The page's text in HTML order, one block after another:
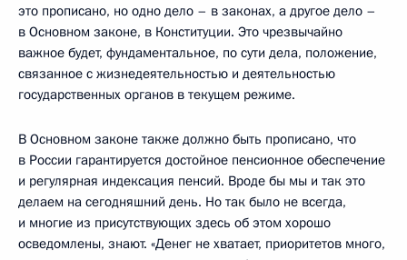
это прописано, но одно дело – в законах, а другое дело –
в Основном законе, в Конституции. Это чрезвычайно
важное будет, фундаментальное, по сути дела, положение,
связанное с жизнедеятельностью и деятельностью
государственных органов в текущем режиме.
В Основном законе также должно быть прописано, что
в России гарантируется достойное пенсионное обеспечение
и регулярная индексация пенсий. Вроде бы мы и так это
делаем на сегодняшний день. Но так было не всегда,
и многие из присутствующих здесь об этом хорошо
осведомлены, знают. «Денег не хватает, приоритетов много,